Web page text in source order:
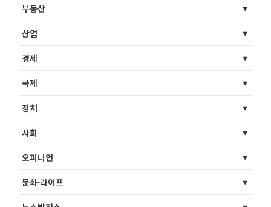
부동산
산업
경제
국제
정치
사회
오피니언
문화·라이프